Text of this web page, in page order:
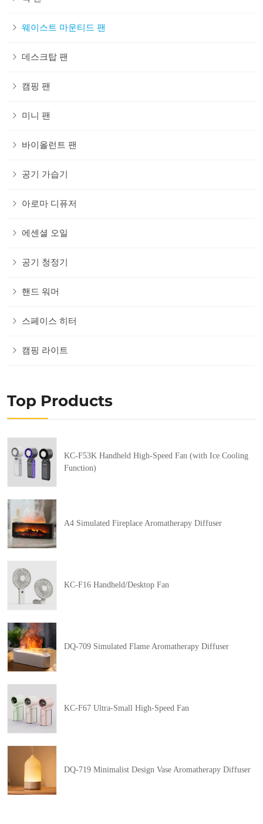
웨이스트 마운티드 팬
데스크탑 팬
캠핑 팬
미니 팬
바이올런트 팬
공기 가습기
아로마 디퓨저
에센셜 오일
공기 청정기
핸드 워머
스페이스 히터
캠핑 라이트
Top Products
KC-F53K Handheld High-Speed Fan (with Ice Cooling
Function)
A4 Simulated Fireplace Aromatherapy Diffuser
KC-F16 Handheld/Desktop Fan
DQ-709 Simulated Flame Aromatherapy Diffuser
KC-F67 Ultra-Small High-Speed Fan
DQ-719 Minimalist Design Vase Aromatherapy Diffuser